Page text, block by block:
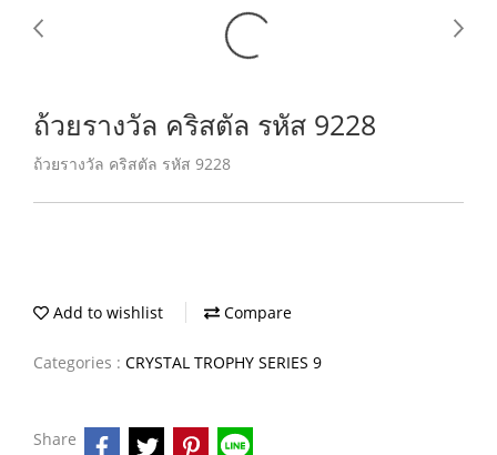
ถ้วยรางวัล คริสตัล รหัส 9228
ถ้วยรางวัล คริสตัล รหัส 9228
Add to wishlist Compare
Categories : CRYSTAL TROPHY SERIES 9
Share